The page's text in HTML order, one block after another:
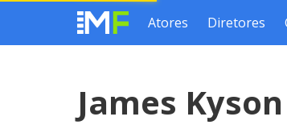
Atores Diretores
James Kyson